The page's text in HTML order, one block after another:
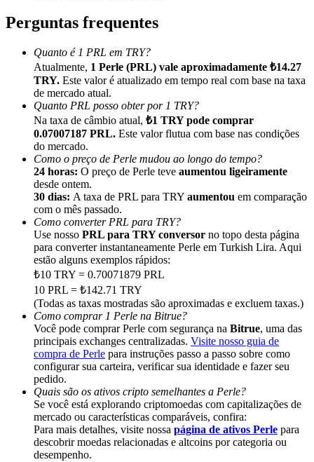
Indicação
Convide um amigo para receber recompensas em dinheiro
BTC Welcome Rewards
BTC Welcome Rewards
Deposit & Trade BTC to Share 25000 USDT prize pool!
Deposit CASHCAT & Win
Share 500000 CASHCAT prize pool
Exclusive for BitMart Users
Register & Trade to Win 500,000 USDT
Perguntas frequentes
Quanto é 1 PRL em TRY?
Atualmente, 1 Perle (PRL) vale aproximadamente ₺14.27
TRY. Este valor é atualizado em tempo real com base na taxa
de mercado atual.
Quanto PRL posso obter por 1 TRY?
Na taxa de câmbio atual, ₺1 TRY pode comprar
0.07007187 PRL. Este valor flutua com base nas condições
do mercado.
Como o preço de Perle mudou ao longo do tempo?
24 horas: O preço de Perle teve aumentou ligeiramente
desde ontem.
30 dias: A taxa de PRL para TRY aumentou em comparação
com o mês passado.
Como converter PRL para TRY?
Use nosso PRL para TRY conversor no topo desta página
para converter instantaneamente Perle em Turkish Lira. Aqui
estão alguns exemplos rápidos:
₺10 TRY = 0.70071879 PRL
10 PRL = ₺142.71 TRY
(Todas as taxas mostradas são aproximadas e excluem taxas.)
Como comprar 1 Perle na Bitrue?
Você pode comprar Perle com segurança na Bitrue, uma das
principais exchanges centralizadas. Visite nosso guia de
compra de Perle para instruções passo a passo sobre como
configurar sua carteira, verificar sua identidade e fazer seu
pedido.
Quais são os ativos cripto semelhantes a Perle?
Se você está explorando criptomoedas com capitalizações de
mercado ou características comparáveis, confira:
Para mais detalhes, visite nossa página de ativos Perle para
descobrir moedas relacionadas e altcoins por categoria ou
desempenho.